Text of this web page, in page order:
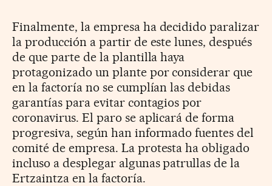
Finalmente, la empresa ha decidido paralizar
la producción a partir de este lunes, después
de que parte de la plantilla haya
protagonizado un plante por considerar que
en la factoría no se cumplían las debidas
garantías para evitar contagios por
coronavirus. El paro se aplicará de forma
progresiva, según han informado fuentes del
comité de empresa. La protesta ha obligado
incluso a desplegar algunas patrullas de la
Ertzaintza en la factoría.